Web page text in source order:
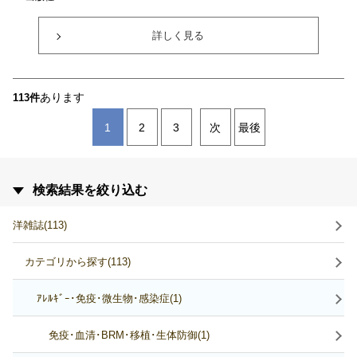
詳しく見る
113件あります
1 2 3 次 最後
検索結果を絞り込む
洋雑誌(113)
カテゴリから探す(113)
ｱﾚﾙｷﾞｰ･免疫･微生物･感染症(1)
免疫･血清･BRM･移植･生体防御(1)